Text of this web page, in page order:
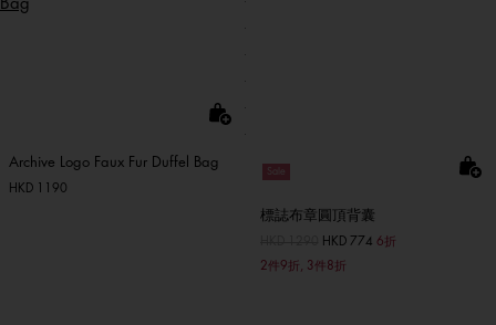
Archive Logo Faux Fur Duffel Bag
HKD 1190
Sale
標誌布章圓頂背囊
至HKD 774 6折
2件9折, 3件8折